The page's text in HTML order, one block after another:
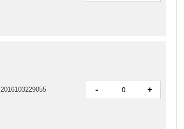
2016103229055 - +